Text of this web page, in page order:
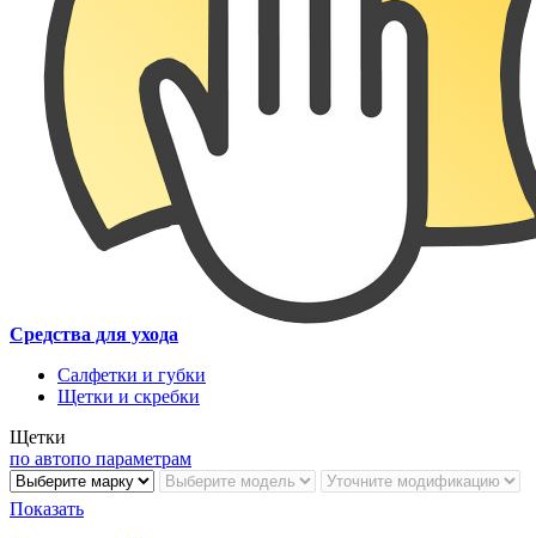
Средства для ухода
Салфетки и губки
Щетки и скребки
Щетки
по автопо параметрам
Показать